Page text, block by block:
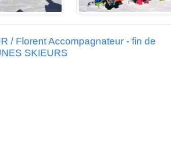
/ Florent Accompagnateur - fin de
SKIEURS